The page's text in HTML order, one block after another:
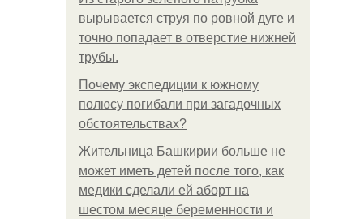
вырывается струя по ровной дуге и
точно попадает в отверстие нижней
трубы.
Почему экспедиции к южному
полюсу погибали при загадочных
обстоятельствах?
Жительница Башкирии больше не
может иметь детей после того, как
медики сделали ей аборт на
шестом месяце беременности и